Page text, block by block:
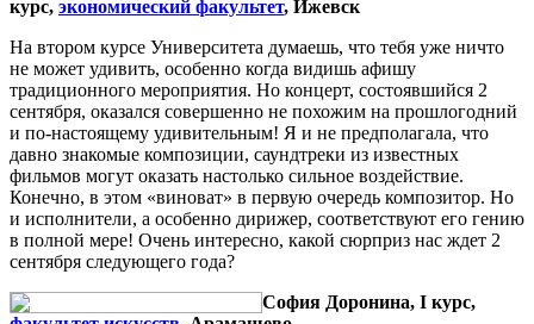
курс, экономический факультет, Ижевск
На втором курсе Университета думаешь, что тебя уже ничто
не может удивить, особенно когда видишь афишу
традиционного мероприятия. Но концерт, состоявшийся 2
сентября, оказался совершенно не похожим на прошлогодний
и по-настоящему удивительным! Я и не предполагала, что
давно знакомые композиции, саундтреки из известных
фильмов могут оказать настолько сильное воздействие.
Конечно, в этом «виноват» в первую очередь композитор. Но
и исполнители, а особенно дирижер, соответствуют его гению
в полной мере! Очень интересно, какой сюрприз нас ждет 2
сентября следующего года?
София Доронина, I курс,